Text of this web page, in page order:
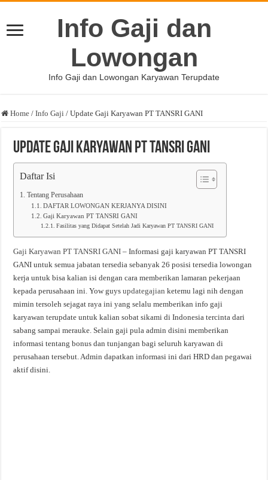
Info Gaji dan
Lowongan
Info Gaji dan Lowongan Karyawan Terupdate
Home / Info Gaji / Update Gaji Karyawan PT TANSRI GANI
Update Gaji Karyawan PT TANSRI GANI
Daftar Isi
Tentang Perusahaan
DAFTAR LOWONGAN KERJANYA DISINI
Gaji Karyawan PT TANSRI GANI
Fasilitas yang Didapat Setelah Jadi Karyawan PT TANSRI GANI
Gaji Karyawan PT TANSRI GANI – Informasi gaji karyawan PT TANSRI
GANI untuk semua jabatan tersedia sebanyak 26 posisi tersedia lowongan
kerja untuk bisa kalian isi dengan cara memberikan lamaran pekerjaan
kepada perusahaan ini. Yow guysupdategajian ketemu lagi nih dengan
mimin tersoleh sejagat raya ini yang selalu memberikan info gaji
karyawan terupdate untuk kalian sobat sikami di Indonesia tercinta dari
sabang sampai merauke. Selain gaji pula admin disini memberikan
informasi tentang bonus dan tunjangan bagi seluruh karyawan di
perusahaan tersebut. Admin dapatkan informasi ini dari HRD dan pegawai
aktif disini.